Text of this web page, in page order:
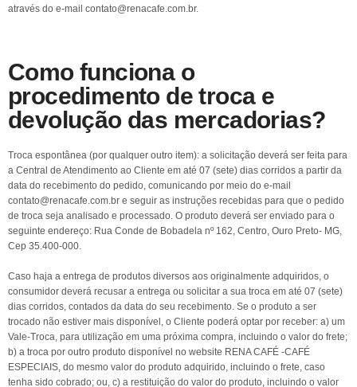
através do e-mail contato@renacafe.com.br.
Como funciona o
procedimento de troca e
devolução das mercadorias?
Troca espontânea (por qualquer outro item): a solicitação deverá ser feita para
a Central de Atendimento ao Cliente em até 07 (sete) dias corridos a partir da
data do recebimento do pedido, comunicando por meio do e-mail
contato@renacafe.com.br e seguir as instruções recebidas para que o pedido
de troca seja analisado e processado. O produto deverá ser enviado para o
seguinte endereço: Rua Conde de Bobadela nº 162, Centro, Ouro Preto- MG,
Cep 35.400-000.
Caso haja a entrega de produtos diversos aos originalmente adquiridos, o
consumidor deverá recusar a entrega ou solicitar a sua troca em até 07 (sete)
dias corridos, contados da data do seu recebimento. Se o produto a ser
trocado não estiver mais disponível, o Cliente poderá optar por receber: a) um
Vale-Troca, para utilização em uma próxima compra, incluindo o valor do frete;
b) a troca por outro produto disponível no website RENA CAFÉ -CAFÉ
ESPECIAIS, do mesmo valor do produto adquirido, incluindo o frete, caso
tenha sido cobrado; ou, c) a restituição do valor do produto, incluindo o valor